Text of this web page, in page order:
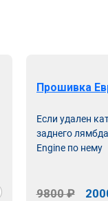
Прошивка
Если удален
заднего
Engine по нему
9800 ₽